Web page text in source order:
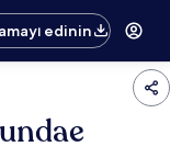
edinin